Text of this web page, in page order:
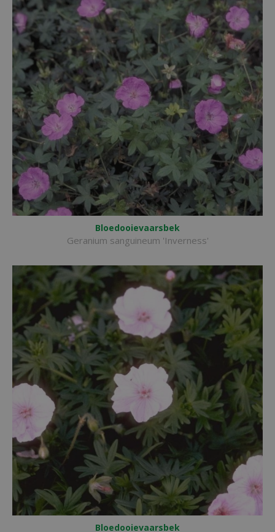
Bloedooievaarsbek
Geranium sanguineum 'Inverness'
Bloedooievaarsbek